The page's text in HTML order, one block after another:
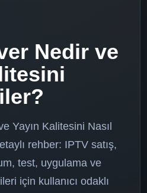
Nedir ve
Yayın Kalitesini Nasıl
rehber: IPTV satış,
test, uygulama ve
için kullanıcı odaklı